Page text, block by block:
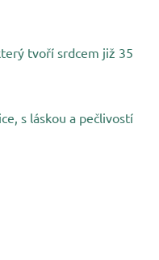
tvoří srdcem již 35
s láskou a pečlivostí